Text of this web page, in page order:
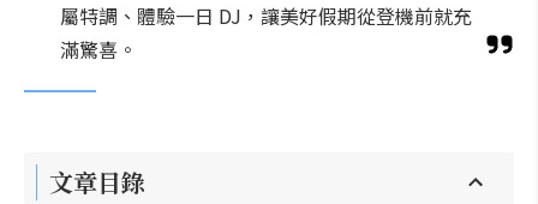
屬特調、體驗一日 DJ，讓美好假期從登機前就充
滿驚喜。
文章目錄